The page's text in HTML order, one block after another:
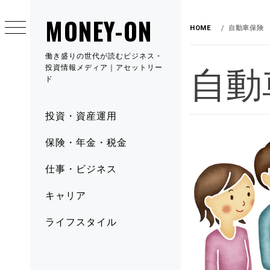
MONEY-ON
働き盛りの世代が読むビジネス・
投資情報メディア｜アセットリー
ド
投資・資産運用
保険・年金・税金
仕事・ビジネス
キャリア
ライフスタイル
HOME 自動車保険
自